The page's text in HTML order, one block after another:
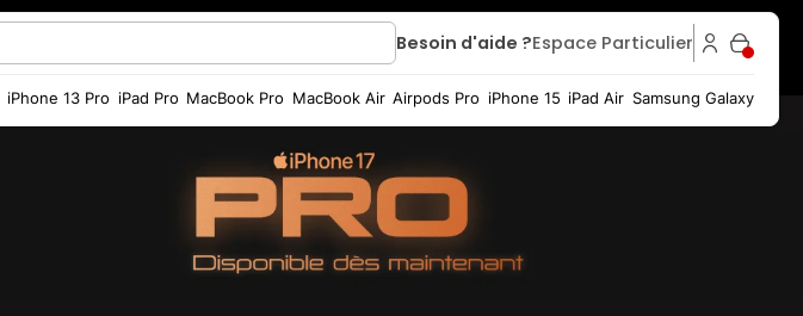
Besoin d'aide ?Espace Particulier
iPhone 13 Pro iPad Pro MacBook Pro MacBook Air Airpods Pro iPhone 15 iPad Air Samsung Galaxy